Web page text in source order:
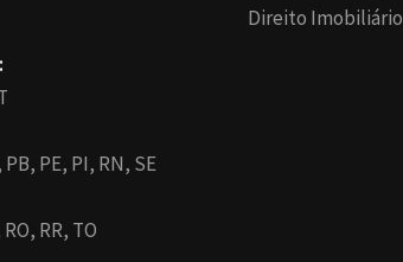
PB, PE, PI, RN, SE
RO, RR, TO
Direito Imobiliário